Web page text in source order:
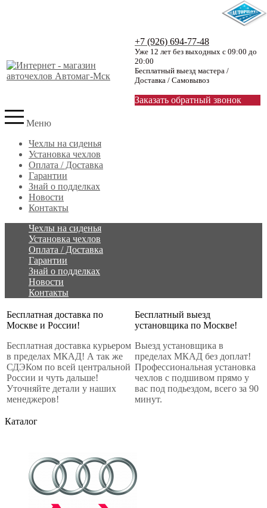
+7 (926) 694-77-48
Уже 12 лет без выходных с 09:00 до
20:00
Бесплатный выезд мастера /
Доставка / Самовывоз
Заказать обратный звонок
Меню
Чехлы на сиденья
Установка чехлов
Оплата / Доставка
Гарантии
Знай о подделках
Новости
Контакты
Чехлы на сиденья
Установка чехлов
Оплата / Доставка
Гарантии
Знай о подделках
Новости
Контакты
Бесплатная доставка по
Москве и России!
Бесплатная доставка курьером
в пределах МКАД! А так же
СДЭКом по всей центральной
России и чуть дальше!
Уточняйте детали у наших
менеджеров!
Бесплатный выезд
установщика по Москве!
Выезд установщика в
пределах МКАД без доплат!
Профессиональная установка
чехлов с подшивом прямо у
вас под подьездом, всего за 90
минут.
Каталог